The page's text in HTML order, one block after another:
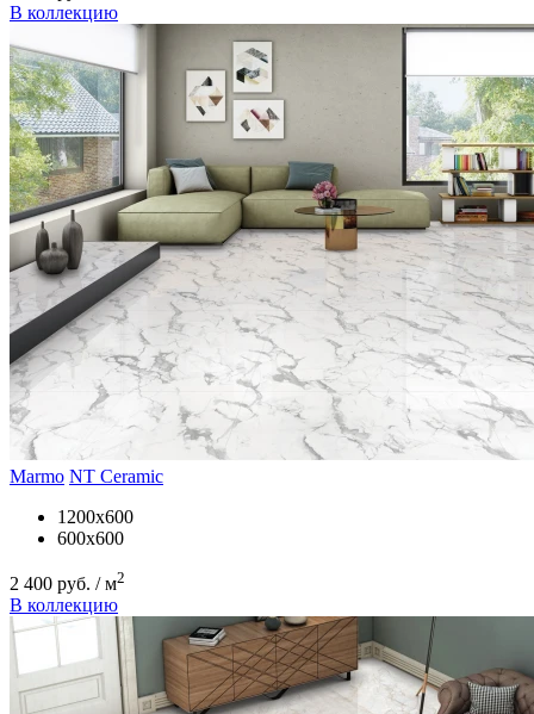
В коллекцию
Marmo NT Ceramic
1200x600
600x600
2 400 руб. / м2
В коллекцию